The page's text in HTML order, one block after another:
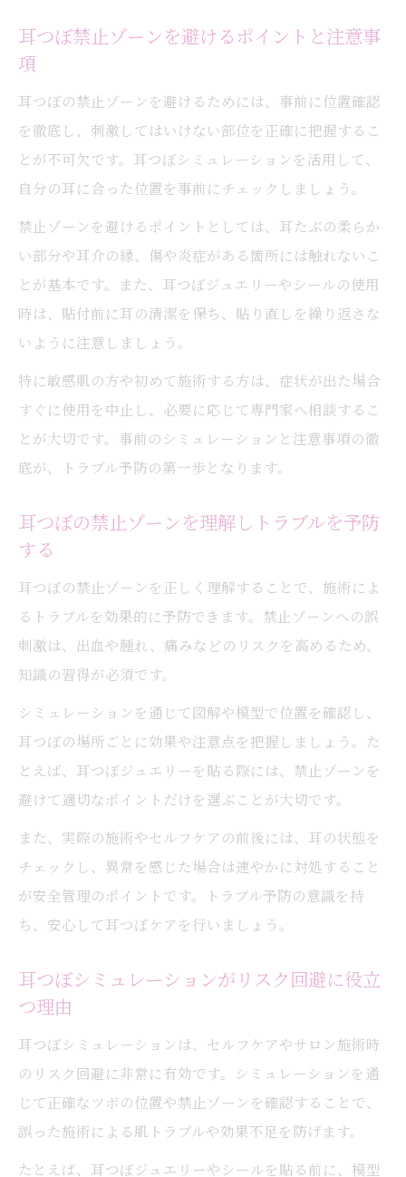
耳つぼ禁止ゾーンを避けるポイントと注意事
項
耳つぼの禁止ゾーンを避けるためには、事前に位置確認
を徹底し、刺激してはいけない部位を正確に把握するこ
とが不可欠です。耳つぼシミュレーションを活用して、
自分の耳に合った位置を事前にチェックしましょう。
禁止ゾーンを避けるポイントとしては、耳たぶの柔らか
い部分や耳介の縁、傷や炎症がある箇所には触れないこ
とが基本です。また、耳つぼジュエリーやシールの使用
時は、貼付前に耳の清潔を保ち、貼り直しを繰り返さな
いように注意しましょう。
特に敏感肌の方や初めて施術する方は、症状が出た場合
すぐに使用を中止し、必要に応じて専門家へ相談するこ
とが大切です。事前のシミュレーションと注意事項の徹
底が、トラブル予防の第一歩となります。
耳つぼの禁止ゾーンを理解しトラブルを予防
する
耳つぼの禁止ゾーンを正しく理解することで、施術によ
るトラブルを効果的に予防できます。禁止ゾーンへの誤
刺激は、出血や腫れ、痛みなどのリスクを高めるため、
知識の習得が必須です。
シミュレーションを通じて図解や模型で位置を確認し、
耳つぼの場所ごとに効果や注意点を把握しましょう。た
とえば、耳つぼジュエリーを貼る際には、禁止ゾーンを
避けて適切なポイントだけを選ぶことが大切です。
また、実際の施術やセルフケアの前後には、耳の状態を
チェックし、異常を感じた場合は速やかに対処すること
が安全管理のポイントです。トラブル予防の意識を持
ち、安心して耳つぼケアを行いましょう。
耳つぼシミュレーションがリスク回避に役立
つ理由
耳つぼシミュレーションは、セルフケアやサロン施術時
のリスク回避に非常に有効です。シミュレーションを通
じて正確なツボの位置や禁止ゾーンを確認することで、
誤った施術による肌トラブルや効果不足を防げます。
たとえば、耳つぼジュエリーやシールを貼る前に、模型